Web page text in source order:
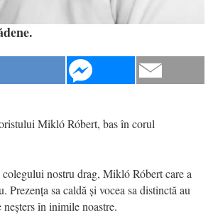
Mikló Róbert, bas în corul
nostru drag, Mikló Róbert care a
sa caldă și vocea sa distinctă au
în inimile noastre.